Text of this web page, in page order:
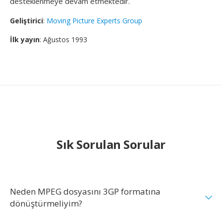
Geliştirici: Moving Picture Experts Group
İlk yayın: Ağustos 1993
Sık Sorulan Sorular
Neden MPEG dosyasını 3GP formatına
dönüştürmeliyim?